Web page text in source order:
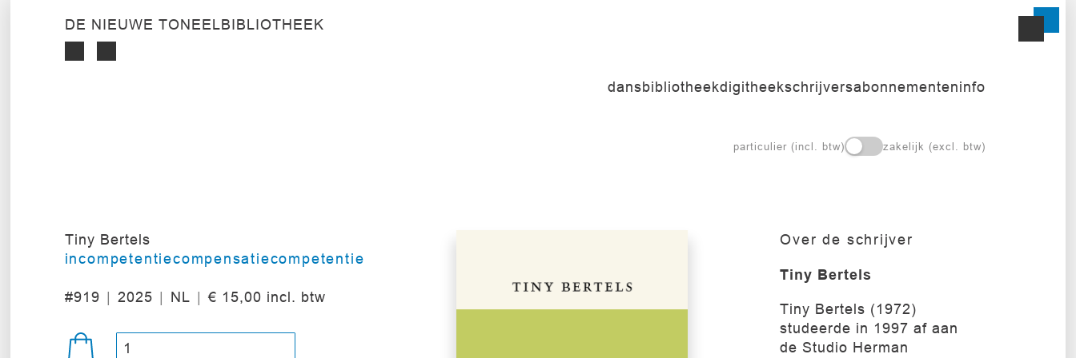
DE NIEUWE TONEELBIBLIOTHEEK
dansbibliotheekdigitheekschrijversabonnementeninfo
particulier (incl. btw) zakelijk (excl. btw)
Tiny Bertels
incompetentiecompensatiecompetentie
#919 2025 NL € 15,00 incl. btw
Over de schrijver
Tiny Bertels
Tiny Bertels (1972)
studeerde in 1997 af aan
de Studio Herman